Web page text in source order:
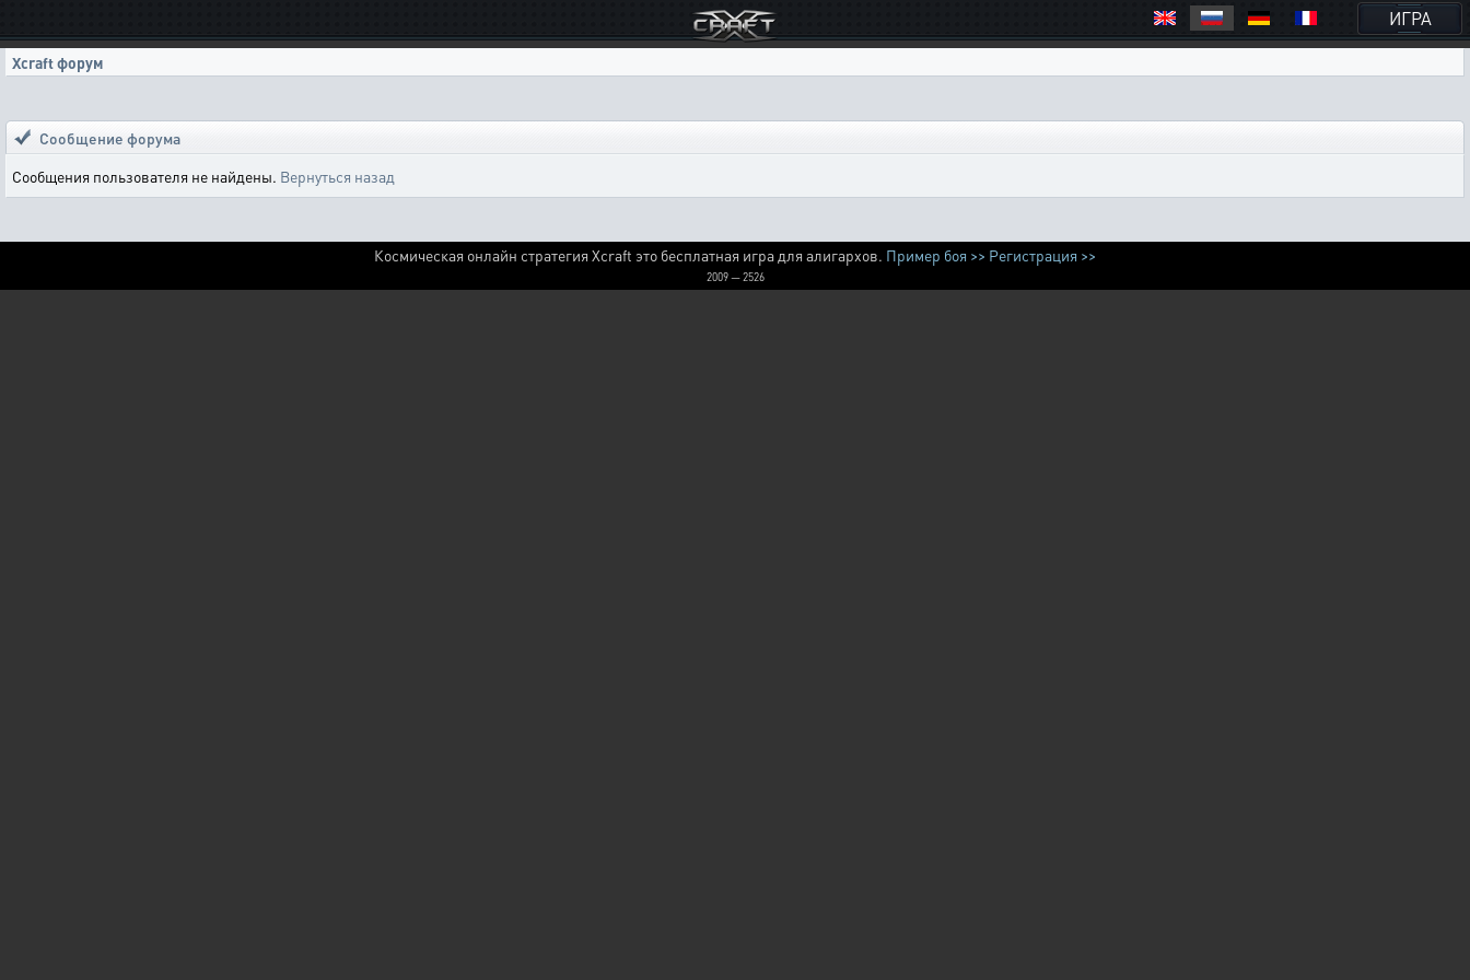
ИГРА
Xcraft форум
Сообщение форума
Сообщения пользователя не найдены. Вернуться назад
Космическая онлайн стратегия Xcraft это бесплатная игра для алигархов. Пример боя >> Регистрация >>
2009 — 2526